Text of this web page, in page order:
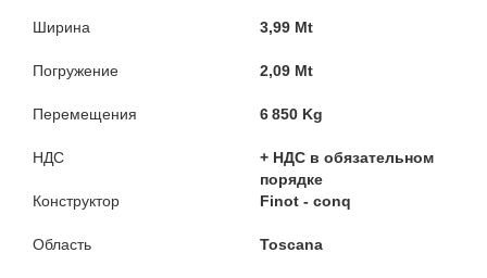
Ширина 3,99 Mt
Погружение 2,09 Mt
Перемещения 6 850 Kg
НДС
+ НДС в обязательном
порядке
Конструктор
Finot - conq
Область Toscana